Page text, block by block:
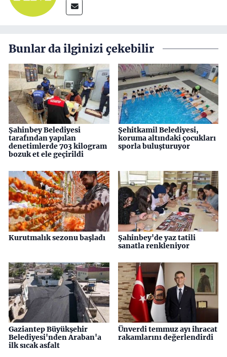
Bunlar da ilginizi çekebilir
Şahinbey Belediyesi
tarafından yapılan
denetimlerde 703 kilogram
bozuk et ele geçirildi
Şehitkamil Belediyesi,
koruma altındaki çocukları
sporla buluşturuyor
Kurutmalık sezonu başladı
Şahinbey'de yaz tatili
sanatla renkleniyor
Gaziantep Büyükşehir
Belediyesi'nden Araban'a
ilk sıcak asfalt
Ünverdi temmuz ayı ihracat
rakamlarını değerlendirdi